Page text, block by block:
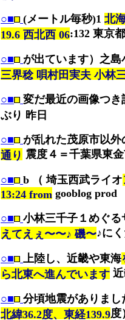
○■ (メートル毎秒)1 北
19.6 西北西 06:132 東京
○■ が出ています）之島
三界稔 唄村田実夫 小林
○■ 変だ最近の画像つき
ぶり 昨日
○■ が乱れた茂原市以外
通り 震度４＝千葉県東
○■ b （ 埼玉西武ライオ
13:24 from gooblog prod
○■ 小林三千子１めぐる
えてえぇ〜〜♪ 磯〜♪に
○■ 上陸し、近畿や東海
ら北東へ進んでいます
○■ 分頃地震がありまし
北緯36.2度、東経139.9度